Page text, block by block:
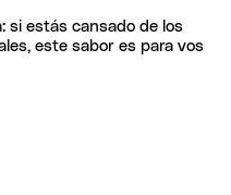
si estás cansado de los
este sabor es para vos